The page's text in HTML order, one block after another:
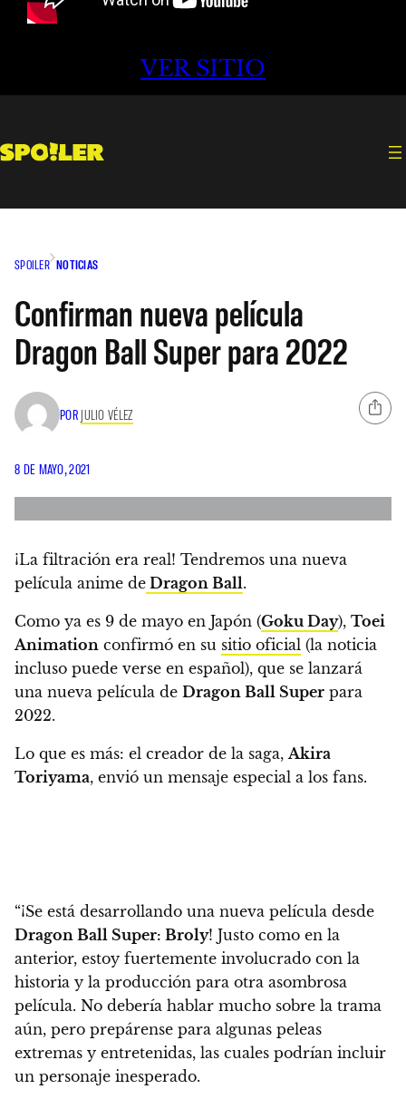
VER SITIO
SPOILER NOTICIAS
Confirman nueva película
Dragon Ball Super para 2022
POR JULIO VÉLEZ
8 DE MAYO, 2021
¡La filtración era real! Tendremos una nueva
película anime de Dragon Ball.
Como ya es 9 de mayo en Japón (Goku Day), Toei
Animation confirmó en su sitio oficial (la noticia
incluso puede verse en español), que se lanzará
una nueva película de Dragon Ball Super para
2022.
Lo que es más: el creador de la saga, Akira
Toriyama, envió un mensaje especial a los fans.
“¡Se está desarrollando una nueva película desde
Dragon Ball Super: Broly! Justo como en la
anterior, estoy fuertemente involucrado con la
historia y la producción para otra asombrosa
película. No debería hablar mucho sobre la trama
aún, pero prepárense para algunas peleas
extremas y entretenidas, las cuales podrían incluir
un personaje inesperado.